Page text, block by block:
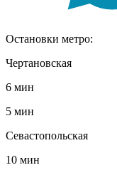
Остановки метро:
Чертановская
6 мин
5 мин
Севастопольская
10 мин